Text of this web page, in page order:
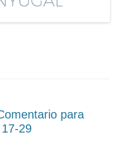
para
29